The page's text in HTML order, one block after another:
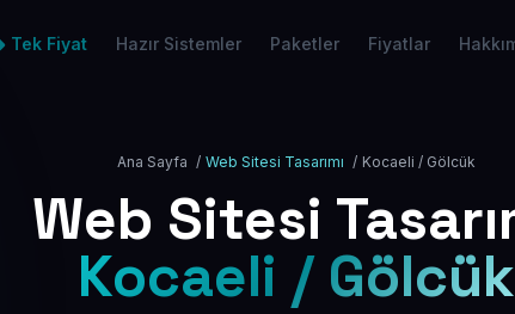
Tek Fiyat Hazır Sistemler Paketler Fiyatlar
Ana Sayfa / Web Sitesi Tasarımı / Kocaeli / Gölcük
Web Sitesi
Kocaeli / Gölcük